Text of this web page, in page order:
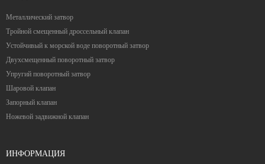
Металлический затвор
Тройной смещенный дроссельный клапан
Устойчивый к морской воде поворотный затвор
Двухсмещенный поворотный затвор
Упругий поворотный затвор
Шаровой клапан
Запорный клапан
Ножевой задвижной клапан
ИНФОРМАЦИЯ